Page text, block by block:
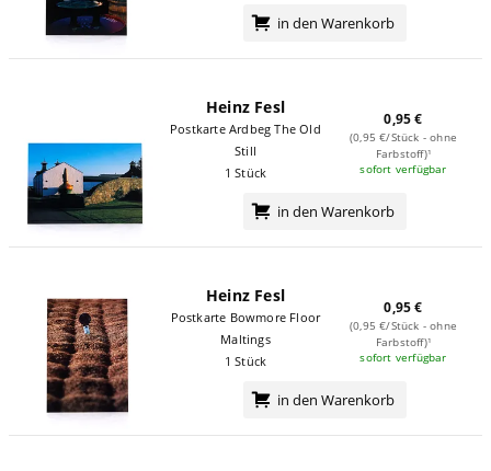
in den Warenkorb
Heinz Fesl
Postkarte Ardbeg The Old
Still
1 Stück
0,95 €
(0,95 €/Stück - ohne
Farbstoff)¹
sofort verfügbar
in den Warenkorb
Heinz Fesl
Postkarte Bowmore Floor
Maltings
1 Stück
0,95 €
(0,95 €/Stück - ohne
Farbstoff)¹
sofort verfügbar
in den Warenkorb